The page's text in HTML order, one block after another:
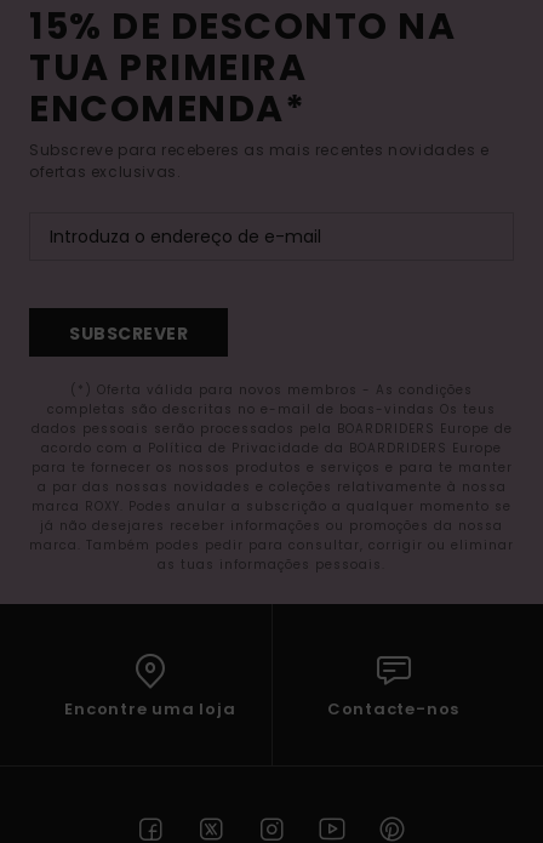
15% DE DESCONTO NA
TUA PRIMEIRA
ENCOMENDA*
Subscreve para receberes as mais recentes novidades e
ofertas exclusivas.
SUBSCREVER
(*) Oferta válida para novos membros - As condições
completas são descritas no e-mail de boas-vindas Os teus
dados pessoais serão processados pela BOARDRIDERS Europe de
acordo com a Política de Privacidade da BOARDRIDERS Europe
para te fornecer os nossos produtos e serviços e para te manter
a par das nossas novidades e coleções relativamente à nossa
marca ROXY. Podes anular a subscrição a qualquer momento se
já não desejares receber informações ou promoções da nossa
marca. Também podes pedir para consultar, corrigir ou eliminar
as tuas informações pessoais.
Encontre uma loja Contacte-nos